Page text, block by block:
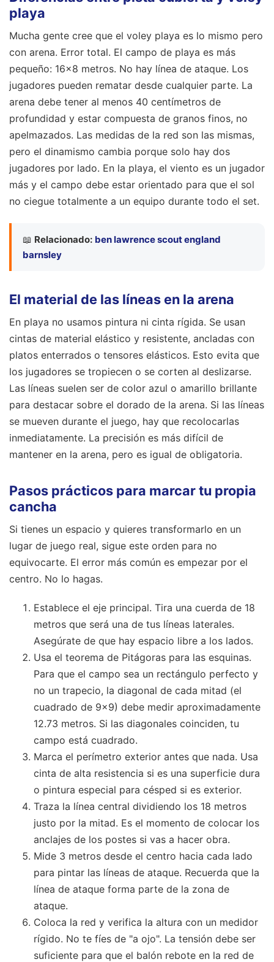
playa
Mucha gente cree que el voley playa es lo mismo pero
con arena. Error total. El campo de playa es más
pequeño: 16x8 metros. No hay línea de ataque. Los
jugadores pueden rematar desde cualquier parte. La
arena debe tener al menos 40 centímetros de
profundidad y estar compuesta de granos finos, no
apelmazados. Las medidas de la red son las mismas,
pero el dinamismo cambia porque solo hay dos
jugadores por lado. En la playa, el viento es un jugador
más y el campo debe estar orientado para que el sol
no ciegue totalmente a un equipo durante todo el set.
📖 Relacionado: ben lawrence scout england
barnsley
El material de las líneas en la arena
En playa no usamos pintura ni cinta rígida. Se usan
cintas de material elástico y resistente, ancladas con
platos enterrados o tensores elásticos. Esto evita que
los jugadores se tropiecen o se corten al deslizarse.
Las líneas suelen ser de color azul o amarillo brillante
para destacar sobre el dorado de la arena. Si las líneas
se mueven durante el juego, hay que recolocarlas
inmediatamente. La precisión es más difícil de
mantener en la arena, pero es igual de obligatoria.
Pasos prácticos para marcar tu propia
cancha
Si tienes un espacio y quieres transformarlo en un
lugar de juego real, sigue este orden para no
equivocarte. El error más común es empezar por el
centro. No lo hagas.
Establece el eje principal. Tira una cuerda de 18
metros que será una de tus líneas laterales.
Asegúrate de que hay espacio libre a los lados.
Usa el teorema de Pitágoras para las esquinas.
Para que el campo sea un rectángulo perfecto y
no un trapecio, la diagonal de cada mitad (el
cuadrado de 9x9) debe medir aproximadamente
12.73 metros. Si las diagonales coinciden, tu
campo está cuadrado.
Marca el perímetro exterior antes que nada. Usa
cinta de alta resistencia si es una superficie dura
o pintura especial para césped si es exterior.
Traza la línea central dividiendo los 18 metros
justo por la mitad. Es el momento de colocar los
anclajes de los postes si vas a hacer obra.
Mide 3 metros desde el centro hacia cada lado
para pintar las líneas de ataque. Recuerda que la
línea de ataque forma parte de la zona de
ataque.
Coloca la red y verifica la altura con un medidor
rígido. No te fíes de "a ojo". La tensión debe ser
suficiente para que el balón rebote en la red de